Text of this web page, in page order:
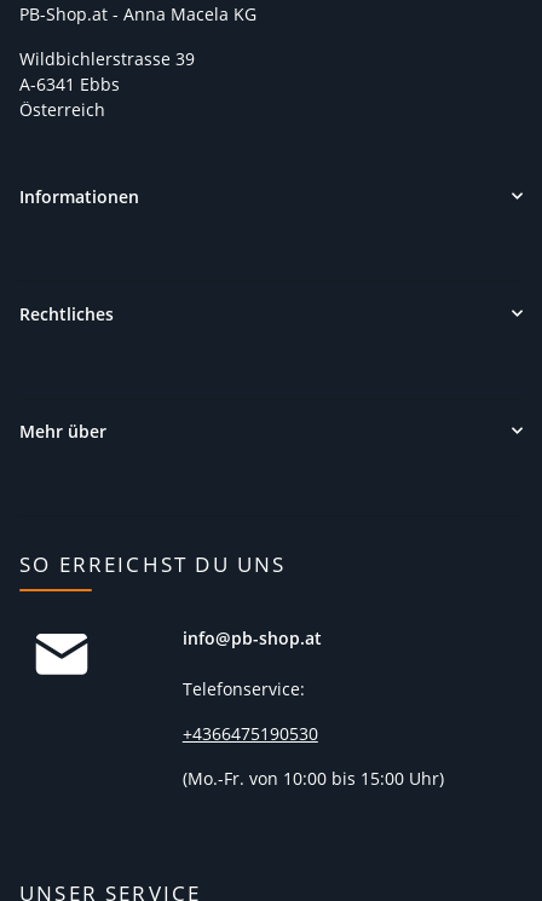
PB-Shop.at - Anna Macela KG
Wildbichlerstrasse 39
A-6341 Ebbs
Österreich
Informationen
Rechtliches
Mehr über
SO ERREICHST DU UNS
info@pb-shop.at
Telefonservice:
+4366475190530
(Mo.-Fr. von 10:00 bis 15:00 Uhr)
UNSER SERVICE